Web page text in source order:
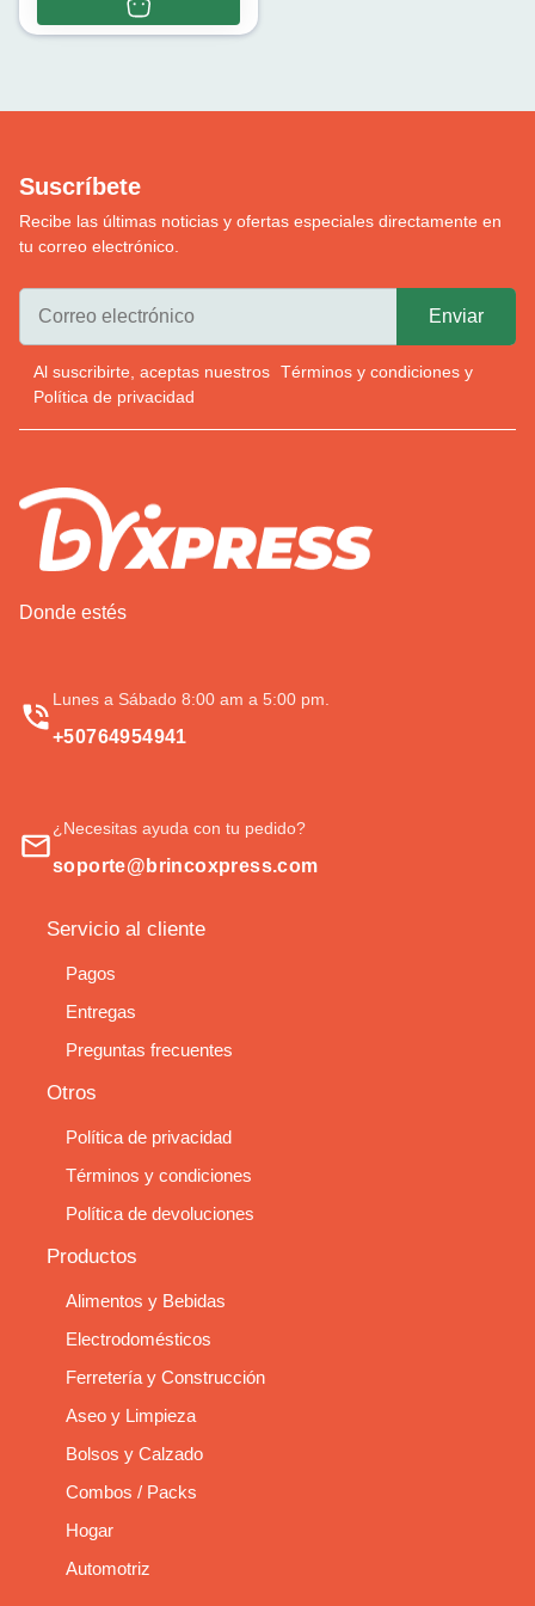
Suscríbete
Recibe las últimas noticias y ofertas especiales directamente en
tu correo electrónico.
Al suscribirte, aceptas nuestros Términos y condiciones y
Política de privacidad
Donde estés
Lunes a Sábado 8:00 am a 5:00 pm.
+50764954941
¿Necesitas ayuda con tu pedido?
soporte@brincoxpress.com
Servicio al cliente
Pagos
Entregas
Preguntas frecuentes
Otros
Política de privacidad
Términos y condiciones
Política de devoluciones
Productos
Alimentos y Bebidas
Electrodomésticos
Ferretería y Construcción
Aseo y Limpieza
Bolsos y Calzado
Combos / Packs
Hogar
Automotriz